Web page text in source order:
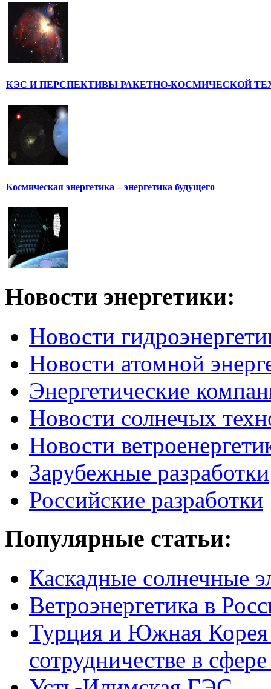
КЭС И ПЕРСПЕКТИВЫ РАКЕТНО-КОСМИЧЕСКОЙ
Космическая энергетика – энергетика будущего
Новости энергетики:
Новости
Новости атомной
Энергетические
Новости солнечых
Новости
Зарубежные разработки
Российские разработки
Популярные статьи:
Каскадные солнечные
Ветроэнергетика в
Турция и Южная Корея
сотрудничестве в